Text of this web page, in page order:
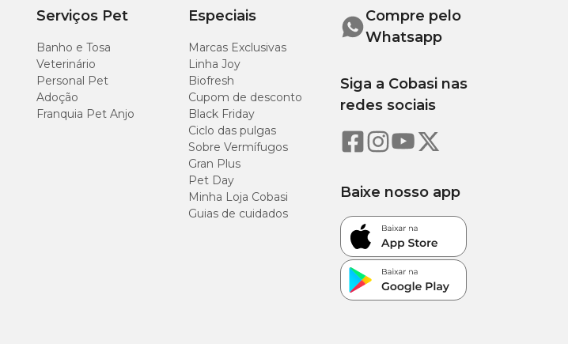
Serviços Pet
Banho e Tosa
Veterinário
Personal Pet
Adoção
Franquia Pet Anjo
Especiais
Marcas Exclusivas
Linha Joy
Biofresh
Cupom de desconto
Black Friday
Ciclo das pulgas
Sobre Vermífugos
Gran Plus
Pet Day
Minha Loja Cobasi
Guias de cuidados
Compre pelo
Whatsapp
Siga a Cobasi nas
redes sociais
Baixe nosso app